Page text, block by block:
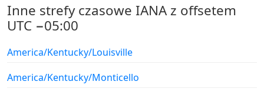
Inne strefy czasowe IANA z offsetem
UTC −05:00
America/Kentucky/Louisville
America/Kentucky/Monticello